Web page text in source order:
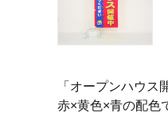
「オープンハウス
赤×黄色×青の配色